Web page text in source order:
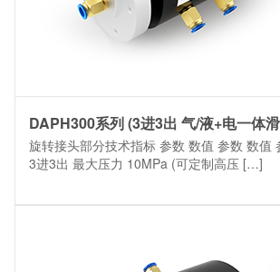
DAPH300系列 (3进3出 气/液+电一体
旋转接头部分技术指标 参数 数值 参数 数值
3进3出 最大压力 10MPa (可定制高压 […]